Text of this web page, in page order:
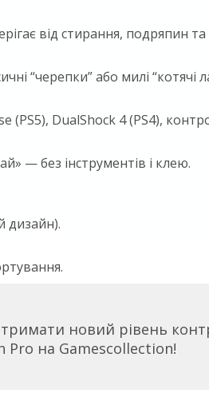
від стирання, подряпин та
“черепки” або милі “котячі
(PS5), DualShock 4 (PS4),
— без інструментів і клею.
дизайн).
новий рівень
Pro на Gamescollection!